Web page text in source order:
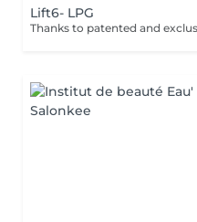
Lift6- LPG